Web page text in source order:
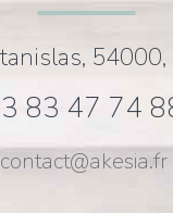
83 47 74
contact@akesia.fr